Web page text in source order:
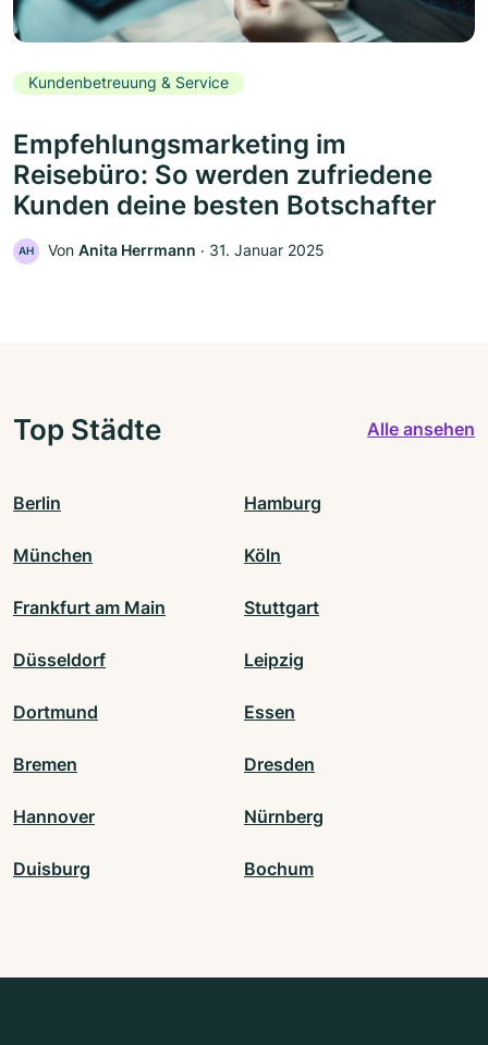
Kundenbetreuung & Service
Empfehlungsmarketing im
Reisebüro: So werden zufriedene
Kunden deine besten Botschafter
AH Von Anita Herrmann ‧ 31. Januar 2025
Top Städte Alle ansehen
Berlin Hamburg
München Köln
Frankfurt am Main Stuttgart
Düsseldorf Leipzig
Dortmund Essen
Bremen Dresden
Hannover Nürnberg
Duisburg Bochum